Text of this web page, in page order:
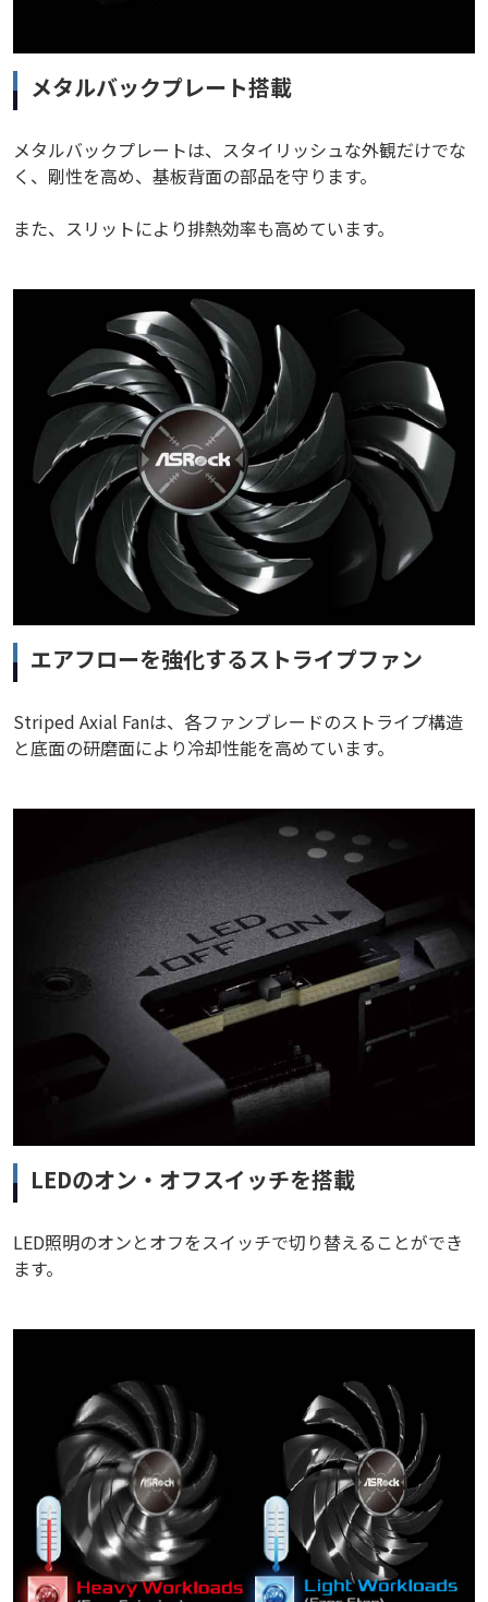
メタルバックプレート搭載
メタルバックプレートは、スタイリッシュな外観だけでな
く、剛性を高め、基板背面の部品を守ります。
また、スリットにより排熱効率も高めています。
エアフローを強化するストライプファン
Striped Axial Fanは、各ファンブレードのストライプ構造
と底面の研磨面により冷却性能を高めています。
LEDのオン・オフスイッチを搭載
LED照明のオンとオフをスイッチで切り替えることができ
ます。